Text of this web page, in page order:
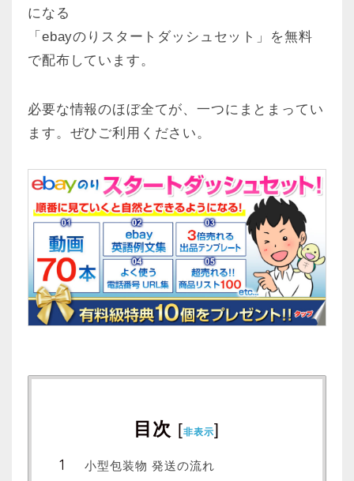
になる
「ebayのりスタートダッシュセット」を無料
で配布しています。
必要な情報のほぼ全てが、一つにまとまってい
ます。ぜひご利用ください。
目次 [非表示]
小型包装物 発送の流れ